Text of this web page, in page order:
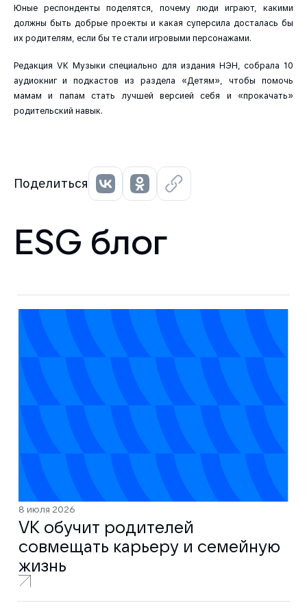
Юные респонденты поделятся, почему люди играют, какими
должны быть добрые проекты и какая суперсила досталась бы
их родителям, если бы те стали игровыми персонажами.
Редакция VK Музыки специально для издания НЭН, собрала 10
аудиокниг и подкастов из раздела «Детям», чтобы помочь
мамам и папам стать лучшей версией себя и «прокачать»
родительский навык.
Поделиться
ESG блог
8 июля 2026
VK обучит родителей
совмещать карьеру и семейную
жизнь